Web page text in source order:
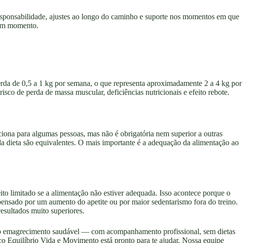
ajustes ao longo do caminho e suporte nos momentos em que
momento.
de 0,5 a 1 kg por semana, o que representa aproximadamente 2 a 4 kg por
de perda de massa muscular, deficiências nutricionais e efeito rebote.
para algumas pessoas, mas não é obrigatória nem superior a outras
dieta são equivalentes. O mais importante é a adequação da alimentação ao
limitado se a alimentação não estiver adequada. Isso acontece porque o
por um aumento do apetite ou por maior sedentarismo fora do treino.
muito superiores.
emagrecimento saudável — com acompanhamento profissional, sem dietas
Equilíbrio Vida e Movimento está pronto para te ajudar. Nossa equipe